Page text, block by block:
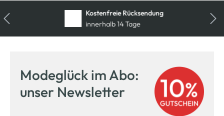
Kostenfreie Rücksendung
innerhalb 14 Tage
Modeglück im Abo:
unser Newsletter